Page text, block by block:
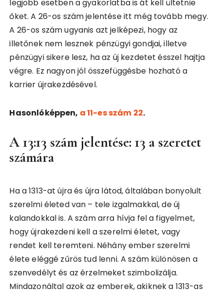
legjobb esetben a gyakorlatba is át kell ültetnie
őket. A 26-os szám jelentése itt még tovább megy.
A 26-os szám ugyanis azt jelképezi, hogy az
illetőnek nem lesznek pénzügyi gondjai, illetve
pénzügyi sikere lesz, ha az új kezdetet ésszel hajtja
végre. Ez nagyon jól összefüggésbe hozható a
karrier újrakezdésével.
Hasonlóképpen, a 11-es szám 22.
A 13:13 szám jelentése: 13 a szeretet
számára
Ha a 1313-at újra és újra látod, általában bonyolult
szerelmi életed van – tele izgalmakkal, de új
kalandokkal is. A szám arra hívja fel a figyelmet,
hogy újrakezdeni kell a szerelmi életet, vagy
rendet kell teremteni. Néhány ember szerelmi
élete eléggé zűrös tud lenni. A szám különösen a
szenvedélyt és az érzelmeket szimbolizálja.
Mindazonáltal azok az emberek, akiknek a 1313-as